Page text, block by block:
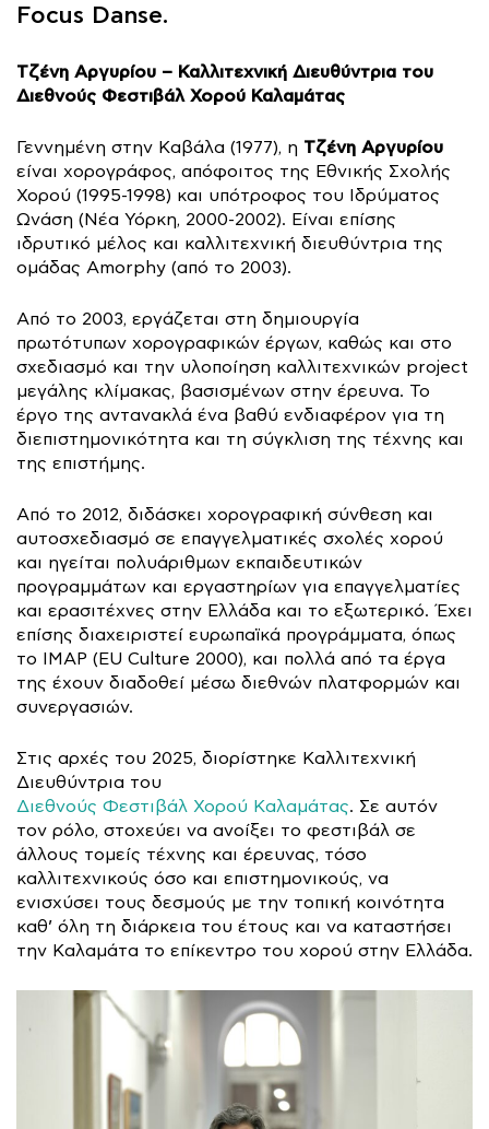
Focus Danse.
Τζένη Αργυρίου – Καλλιτεχνική Διευθύντρια του
Διεθνούς Φεστιβάλ Χορού Καλαμάτας
Γεννημένη στην Καβάλα (1977), η Τζένη Αργυρίου
είναι χορογράφος, απόφοιτος της Εθνικής Σχολής
Χορού (1995-1998) και υπότροφος του Ιδρύματος
Ωνάση (Νέα Υόρκη, 2000-2002). Είναι επίσης
ιδρυτικό μέλος και καλλιτεχνική διευθύντρια της
ομάδας Amorphy (από το 2003).
Από το 2003, εργάζεται στη δημιουργία
πρωτότυπων χορογραφικών έργων, καθώς και στο
σχεδιασμό και την υλοποίηση καλλιτεχνικών project
μεγάλης κλίμακας, βασισμένων στην έρευνα. Το
έργο της αντανακλά ένα βαθύ ενδιαφέρον για τη
διεπιστημονικότητα και τη σύγκλιση της τέχνης και
της επιστήμης.
Από το 2012, διδάσκει χορογραφική σύνθεση και
αυτοσχεδιασμό σε επαγγελματικές σχολές χορού
και ηγείται πολυάριθμων εκπαιδευτικών
προγραμμάτων και εργαστηρίων για επαγγελματίες
και ερασιτέχνες στην Ελλάδα και το εξωτερικό. Έχει
επίσης διαχειριστεί ευρωπαϊκά προγράμματα, όπως
το IMAP (EU Culture 2000), και πολλά από τα έργα
της έχουν διαδοθεί μέσω διεθνών πλατφορμών και
συνεργασιών.
Στις αρχές του 2025, διορίστηκε Καλλιτεχνική
Διευθύντρια του
Διεθνούς Φεστιβάλ Χορού Καλαμάτας. Σε αυτόν
τον ρόλο, στοχεύει να ανοίξει το φεστιβάλ σε
άλλους τομείς τέχνης και έρευνας, τόσο
καλλιτεχνικούς όσο και επιστημονικούς, να
ενισχύσει τους δεσμούς με την τοπική κοινότητα
καθ’ όλη τη διάρκεια του έτους και να καταστήσει
την Καλαμάτα το επίκεντρο του χορού στην Ελλάδα.